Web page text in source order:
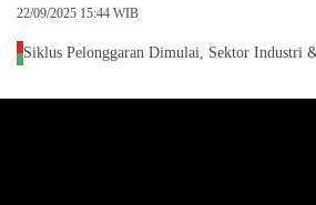
22/09/2025 15:44 WIB
Siklus Pelonggaran Dimulai, Sektor Industri